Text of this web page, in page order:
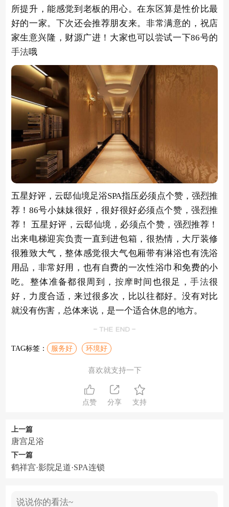
所提升，能感觉到老板的用心。在东区算是性价比最
好的一家。下次还会推荐朋友来。非常满意的，祝店
家生意兴隆，财源广进！大家也可以尝试一下86号的
手法哦
五星好评，云邸仙境足浴SPA指压必须点个赞，强烈推
荐！86号小妹妹很好，很好很好必须点个赞，强烈推
荐！ 五星好评，云邸仙境，必须点个赞，强烈推荐！
出来电梯迎宾负责一直到进包箱，很热情，大厅装修
很雅致大气，整体感觉很大气包厢带有淋浴也有洗浴
用品，非常好用，也有自费的一次性浴巾和免费的小
吃。整体准备都很周到， 按摩时间也很足，手法很
好，力度合适，来过很多次，比以往都好。没有对比
就没有伤害，总体来说，是一个适合休息的地方。
TAG标签： 服务好 环境好
喜欢就支持一下
点赞 分享 支持
上一篇
唐宫足浴
下一篇
鹤祥宫·影院足道·SPA连锁